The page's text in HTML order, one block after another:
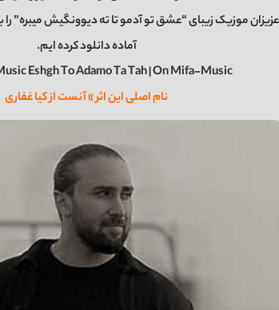
آماده دانلود کرده ایم.
Eshgh To Adamo Ta Tah | On Mifa-Music
نام اصلی این اثر » آنست از کیا غفاری